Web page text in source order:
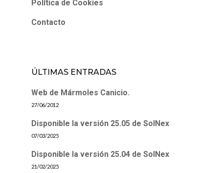
Política de Cookies
Contacto
ÚLTIMAS ENTRADAS
Web de Mármoles Canicio.
27/06/2012
Disponible la versión 25.05 de SolNex
07/03/2025
Disponible la versión 25.04 de SolNex
21/02/2025